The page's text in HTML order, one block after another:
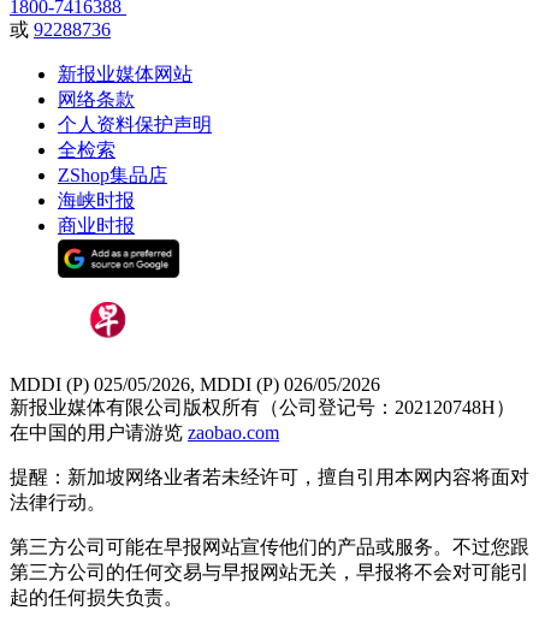
1800-7416388
或 92288736
新报业媒体网站
网络条款
个人资料保护声明
全检索
ZShop集品店
海峡时报
商业时报
MDDI (P) 025/05/2026, MDDI (P) 026/05/2026
新报业媒体有限公司版权所有（公司登记号：202120748H）
在中国的用户请游览 zaobao.com
提醒：新加坡网络业者若未经许可，擅自引用本网内容将面对
法律行动。
第三方公司可能在早报网站宣传他们的产品或服务。不过您跟
第三方公司的任何交易与早报网站无关，早报将不会对可能引
起的任何损失负责。